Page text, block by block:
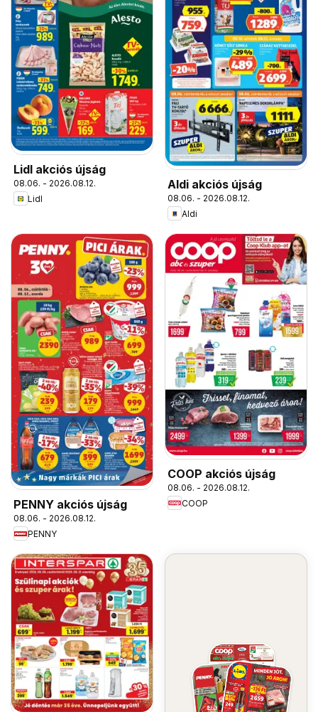
Lidl akciós újság
08.06. - 2026.08.12.
Lidl
Aldi akciós újság
08.06. - 2026.08.12.
Aldi
PENNY akciós újság
08.06. - 2026.08.12.
PENNY
COOP akciós újság
08.06. - 2026.08.12.
COOP